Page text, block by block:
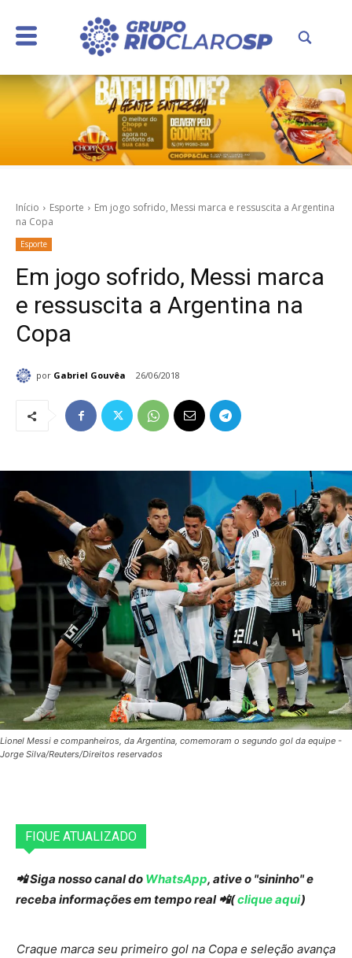
Início Esporte
Em jogo sofrido, Messi marca e ressuscita a Argentina
na Copa
Esporte
Em jogo sofrido, Messi marca
e ressuscita a Argentina na
Copa
por Gabriel Gouvêa 26/06/2018
Lionel Messi e companheiros, da Argentina, comemoram o segundo gol da equipe -
Jorge Silva/Reuters/Direitos reservados
FIQUE ATUALIZADO
📲 Siga nosso canal do WhatsApp, ative o "sininho" e
receba informações em tempo real 📲(clique aqui)
Craque marca seu primeiro gol na Copa e seleção avança